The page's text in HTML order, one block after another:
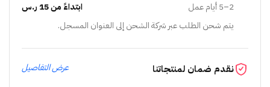
2–5 أيام عمل
ابتداءً من 15 ر.س
يتم شحن الطلب عبر شركة الشحن إلى العنوان المسجل.
نقدم ضمان لمنتجاتنا عرض التفاصيل